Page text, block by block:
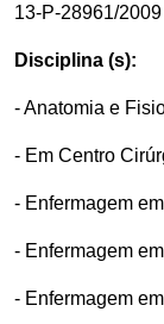
13-P-28961/2009
Disciplina (s):
- Anatomia e
- Em Centro
- Enfermagem
- Enfermagem
- Enfermagem